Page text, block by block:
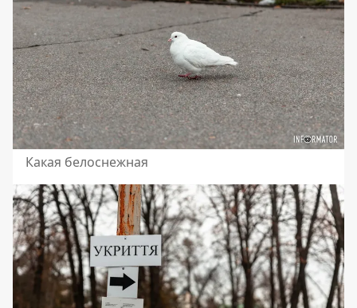
Какая белоснежная